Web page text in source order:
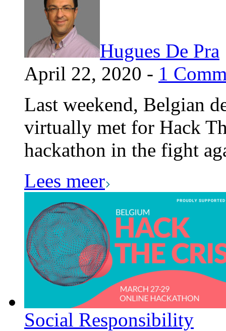
Hugues De Pra
April 22, 2020 - 1
Last weekend, Belgian
virtually met for Hack
hackathon in the fight
Lees meer
Social Responsibility